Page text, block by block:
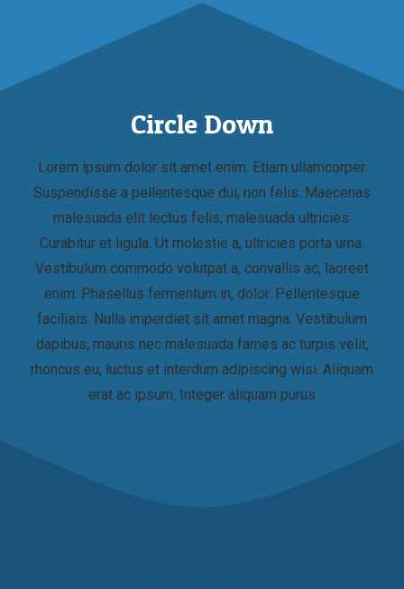
Circle Down
Lorem ipsum dolor sit amet enim. Etiam ullamcorper.
Suspendisse a pellentesque dui, non felis. Maecenas
malesuada elit lectus felis, malesuada ultricies.
Curabitur et ligula. Ut molestie a, ultricies porta urna.
Vestibulum commodo volutpat a, convallis ac, laoreet
enim. Phasellus fermentum in, dolor. Pellentesque
facilisis. Nulla imperdiet sit amet magna. Vestibulum
dapibus, mauris nec malesuada fames ac turpis velit,
rhoncus eu, luctus et interdum adipiscing wisi. Aliquam
erat ac ipsum. Integer aliquam purus